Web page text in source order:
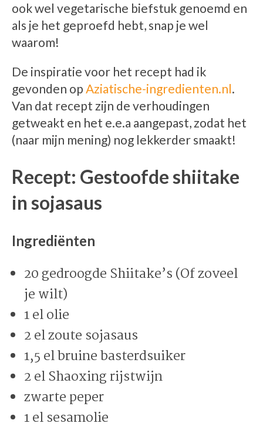
ook wel vegetarische biefstuk genoemd en
als je het geproefd hebt, snap je wel
waarom!
De inspiratie voor het recept had ik
gevonden op Aziatische-ingredienten.nl.
Van dat recept zijn de verhoudingen
getweakt en het e.e.a aangepast, zodat het
(naar mijn mening) nog lekkerder smaakt!
Recept: Gestoofde shiitake
in sojasaus
Ingrediënten
20 gedroogde Shiitake’s (Of zoveel
je wilt)
1 el olie
2 el zoute sojasaus
1,5 el bruine basterdsuiker
2 el Shaoxing rijstwijn
zwarte peper
1 el sesamolie